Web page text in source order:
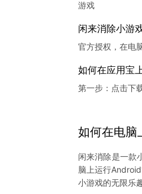
闲来消除小游
官方授权，在电
如何在应用宝
第一步：点击下
如何在电脑
闲来消除是一款
脑上运行
小游戏的无限乐